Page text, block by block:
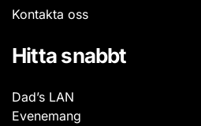
Kontakta oss
Hitta snabbt
Dad’s LAN
Evenemang